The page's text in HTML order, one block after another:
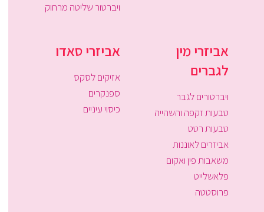
ויברטור שליטה מרחוק
אביזרי מין
לגברים
ויברטורים לגבר
טבעות זקפה והשהייה
טבעות רטט
אביזרים לאוננות
משאבות פין ואקום
פלאשלייט
פרוסטטה
אביזרי סאדו
אזיקים לסקס
ספנקרים
כיסוי עיניים